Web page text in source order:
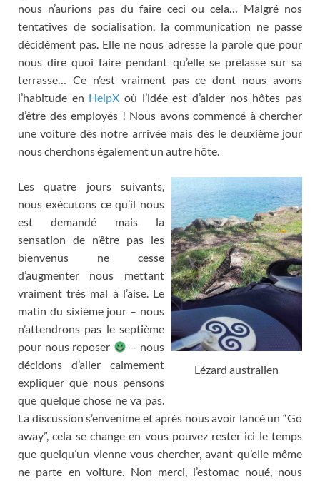
nous n’aurions pas du faire ceci ou cela… Malgré nos
tentatives de socialisation, la communication ne passe
décidément pas. Elle ne nous adresse la parole que pour
nous dire quoi faire pendant qu’elle se prélasse sur sa
terrasse… Ce n’est vraiment pas ce dont nous avons
l’habitude en HelpX où l’idée est d’aider nos hôtes pas
d’être des employés ! Nous avons commencé à chercher
une voiture dès notre arrivée mais dès le deuxième jour
nous cherchons également un autre hôte.
Lézard australien
Les quatre jours suivants,
nous exécutons ce qu’il nous
est demandé mais la
sensation de n’être pas les
bienvenus ne cesse
d’augmenter nous mettant
vraiment très mal à l’aise. Le
matin du sixième jour – nous
n’attendrons pas le septième
pour nous reposer
– nous
décidons d’aller calmement
expliquer que nous pensons
que quelque chose ne va pas.
La discussion s’envenime et après nous avoir lancé un “Go
away”,cela se change en vous pouvez rester ici le temps
que quelqu’un vienne vous chercher,avant qu’elle même
ne parte en voiture. Non merci, l’estomac noué, nous